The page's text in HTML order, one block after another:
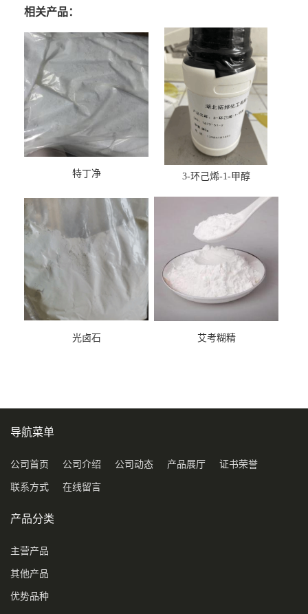
相关产品：
特丁净 3-环己烯-1-甲醇
光卤石 艾考糊精
导航菜单
公司首页 公司介绍 公司动态 产品展厅 证书荣誉
联系方式 在线留言
产品分类
主营产品
其他产品
优势品种